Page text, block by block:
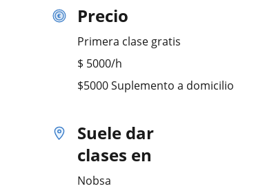
Precio
Primera clase gratis
$ 5000/h
$5000 Suplemento a domicilio
Suele dar
clases en
Nobsa